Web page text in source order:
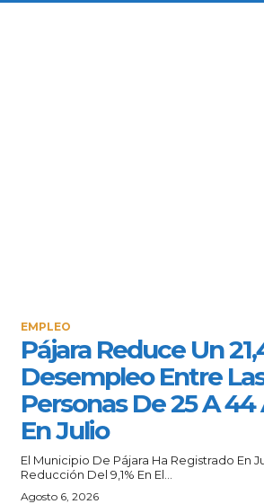
EMPLEO
Pájara Reduce Un
Desempleo Entre
Personas De 25 A 44
En Julio
El Municipio De Pájara Ha Registrado En
Reducción Del 9,1% En El...
Agosto 6, 2026